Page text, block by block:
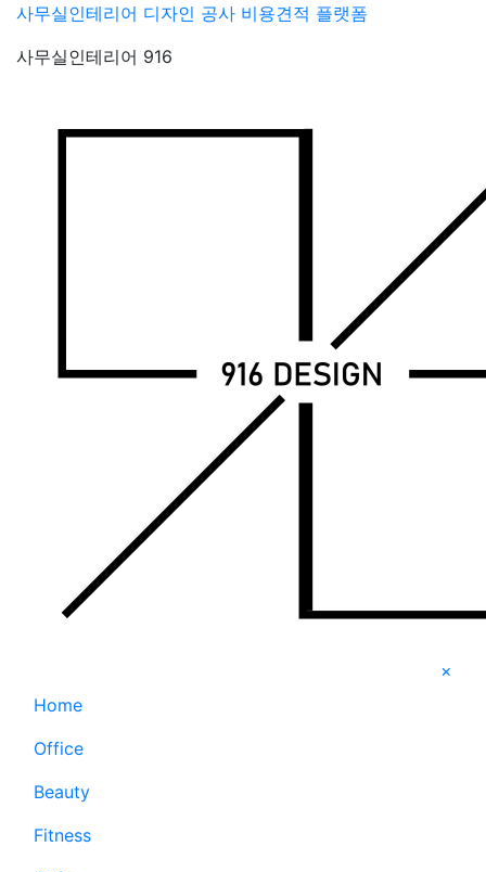
Skip
content
사무실인테리어 디자인 공사 비용견적 플랫폼
사무실인테리어 916
×
Home
Office
Beauty
Fitness